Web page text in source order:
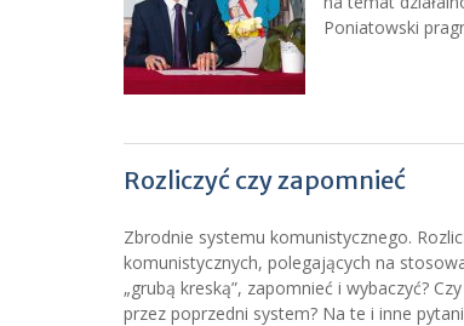
Poniatowski
Rozliczyć czy zapomnieć
Zbrodnie systemu komunistycznego.
komunistycznych, polegających na
„grubą kreską”, zapomnieć i wybaczyć?
przez poprzedni system? Na te i inne